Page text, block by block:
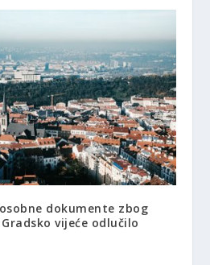
dokumente zbog
vijeće odlučilo